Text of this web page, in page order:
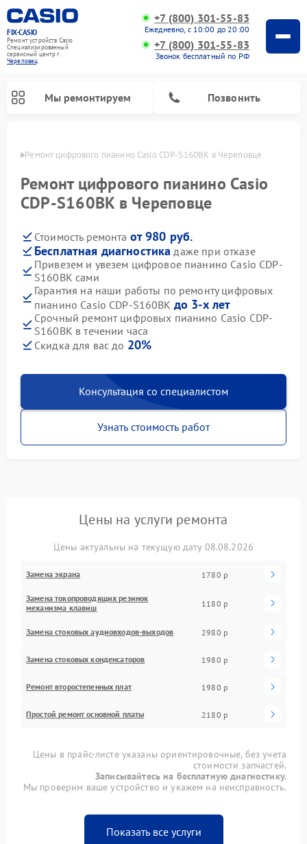
FIX-CASIO
Ремонт устройств Casio
Специализированный
cервисный центр г.
Череповец
+7 (800) 301-55-83
Ежедневно, с 10:00 до 20:00
+7 (800) 301-55-83
Звонок бесплатный по РФ
Мы ремонтируем Позвонить
Ремонт цифрового пианино Casio CDP-S160BK в Череповце
Ремонт цифрового пианино Casio
CDP-S160BK в Череповце
Стоимость ремонта от 980 руб.
Бесплатная диагностика даже при отказе
Привезем и увезем цифровое пианино Casio CDP-
S160BK сами
Гарантия на наши работы по ремонту цифровых
пианино Casio CDP-S160BK до 3-х лет
Срочный ремонт цифровых пианино Casio CDP-
S160BK в течении часа
Скидка для вас до 20%
Консультация со специалистом
Узнать стоимость работ
Цены на услуги ремонта
Цены актуальны на текущую дату 08.08.2026
Замена экрана 1780 р
Замена токопроводящих резинок
механизма клавиш
1180 р
Замена стоковых аудиовходов-выходов 2980 р
Замена стоковых конденсаторов 1980 р
Ремонт второстепенных плат 1980 р
Простой ремонт основной платы 2180 р
Цены в прайс-листе указаны ориентировочные, без учета
стоимости запчастей.
Записывайтесь на бесплатную диагностику.
Мы проверим ваше устройство и укажем на неисправность.
Показать все услуги